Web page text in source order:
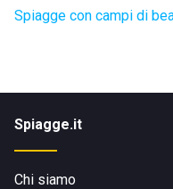
Spiagge con campi di
Spiagge.it
Chi siamo